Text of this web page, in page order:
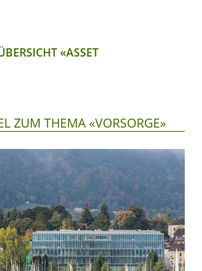
«ASSET
ZUM THEMA «VORSORGE»